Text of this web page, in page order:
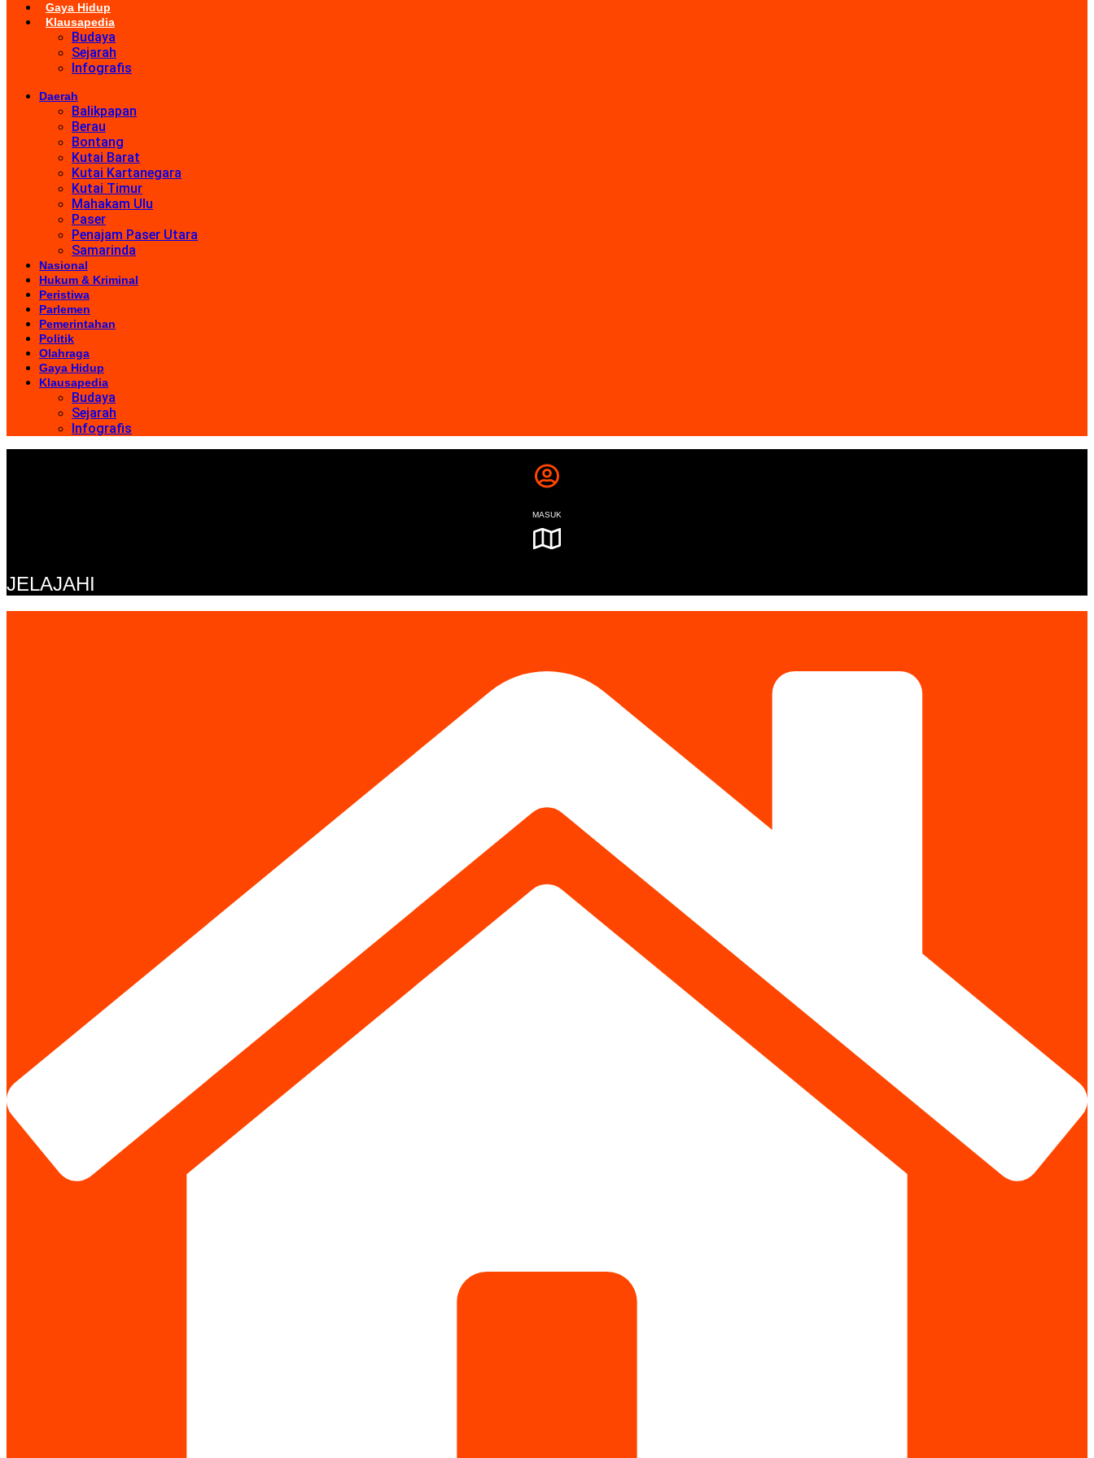
Gaya Hidup
Klausapedia
Budaya
Sejarah
Infografis
Daerah
Balikpapan
Berau
Bontang
Kutai Barat
Kutai Kartanegara
Kutai Timur
Mahakam Ulu
Paser
Penajam Paser Utara
Samarinda
Nasional
Hukum & Kriminal
Peristiwa
Parlemen
Pemerintahan
Politik
Olahraga
Gaya Hidup
Klausapedia
Budaya
Sejarah
Infografis
MASUK
JELAJAHI